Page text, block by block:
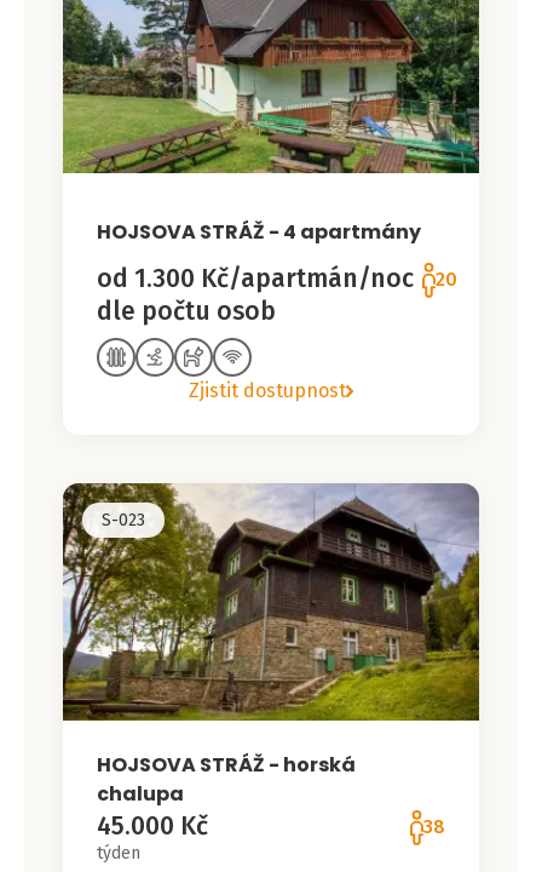
HOJSOVA STRÁŽ - 4 apartmány
od 1.300 Kč/apartmán/noc
dle počtu osob
20
Zjistit dostupnost
S-023
HOJSOVA STRÁŽ - horská
chalupa
45.000 Kč
týden
38